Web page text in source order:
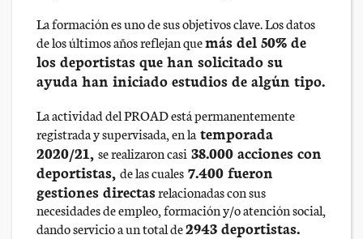
La formación es uno de sus objetivos clave. Los datos
de los últimos años reflejan quemás del 50% de
los deportistas que han solicitado su
ayuda han iniciado estudios de algún tipo.
La actividad del PROAD está permanentemente
registrada y supervisada, en la temporada
2020/21, se realizaron casi 38.000 acciones con
deportistas, de las cuales 7.400 fueron
gestiones directasrelacionadas con sus
necesidades de empleo, formación y/o atención social,
dando servicio a un total de2943 deportistas.